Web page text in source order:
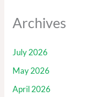
Archives
July 2026
May 2026
April 2026